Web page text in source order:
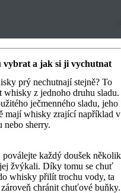
vybrat a jak si ji vychutnat
prý nechutnají stejně? To
whisky z jednoho druhu sladu.
ječmenného sladu, jeho
mají whisky zrající například v
nebo sherry.
každý doušek několik
žvýkali. Díky tomu se chuť
whisky přilít trochu vody, ta
chránit chuťové buňky.